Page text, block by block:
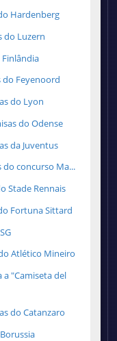
Hardenberg
do Luzern
Finlândia
do Feyenoord
do Lyon
do Odense
da Juventus
do concurso Ma...
Stade Rennais
Fortuna Sittard
Atlético Mineiro
"Camiseta del
do Catanzaro